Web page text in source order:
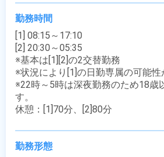
勤務時間
[1] 08:15～17:10
[2] 20:30～05:35
※基本は[1][2]の2交替勤務
※状況により[1]の日勤専属の可能性
※22時～5時は深夜勤務のため18歳
す。
休憩：[1]70分、[2]80分
勤務形態